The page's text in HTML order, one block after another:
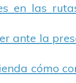
en las
ante la
cómo